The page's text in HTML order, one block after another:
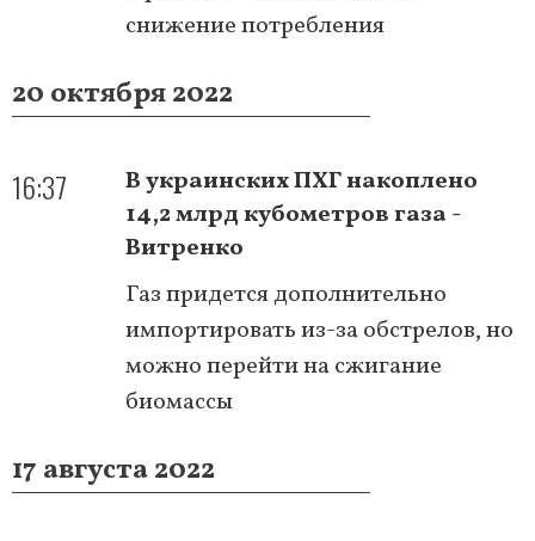
снижение потребления
20 октября 2022
16:37
В украинских ПХГ накоплено
14,2 млрд кубометров газа -
Витренко
Газ придется дополнительно
импортировать из-за обстрелов, но
можно перейти на сжигание
биомассы
17 августа 2022